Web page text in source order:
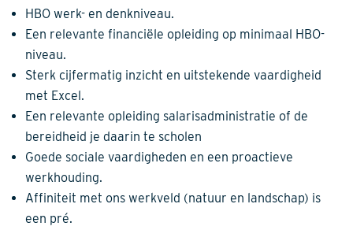
HBO werk- en denkniveau.
Een relevante financiële opleiding op minimaal HBO-
niveau.
Sterk cijfermatig inzicht en uitstekende vaardigheid
met Excel.
Een relevante opleiding salarisadministratie of de
bereidheid je daarin te scholen
Goede sociale vaardigheden en een proactieve
werkhouding.
Affiniteit met ons werkveld (natuur en landschap) is
een pré.